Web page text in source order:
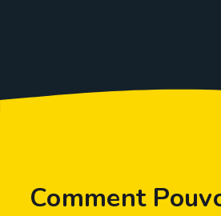
Comment